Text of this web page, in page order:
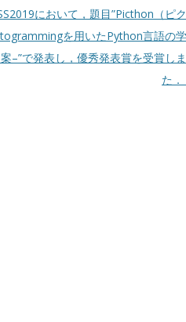
において，題目”Picthon（ピ
を用いたPython言語の
–”で発表し，優秀発表賞を受賞し
た．